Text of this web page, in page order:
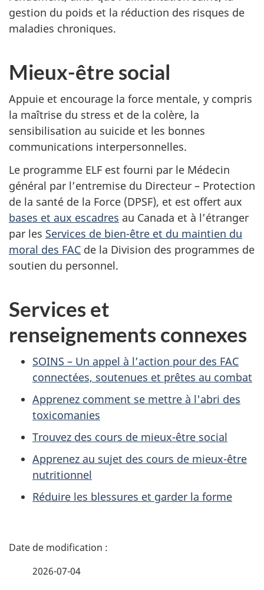
gestion du poids et la réduction des risques de
maladies chroniques.
Mieux-être social
Appuie et encourage la force mentale, y compris
la maîtrise du stress et de la colère, la
sensibilisation au suicide et les bonnes
communications interpersonnelles.
Le programme ELF est fourni par le Médecin
général par l’entremise du Directeur – Protection
de la santé de la Force (DPSF), et est offert aux
bases et aux escadres au Canada et à l’étranger
par les Services de bien-être et du maintien du
moral des FAC de la Division des programmes de
soutien du personnel.
Services et
renseignements connexes
SOINS – Un appel à l’action pour des FAC
connectées, soutenues et prêtes au combat
Apprenez comment se mettre à l'abri des
toxicomanies
Trouvez des cours de mieux-être social
Apprenez au sujet des cours de mieux-être
nutritionnel
Réduire les blessures et garder la forme
D
2026-07-04